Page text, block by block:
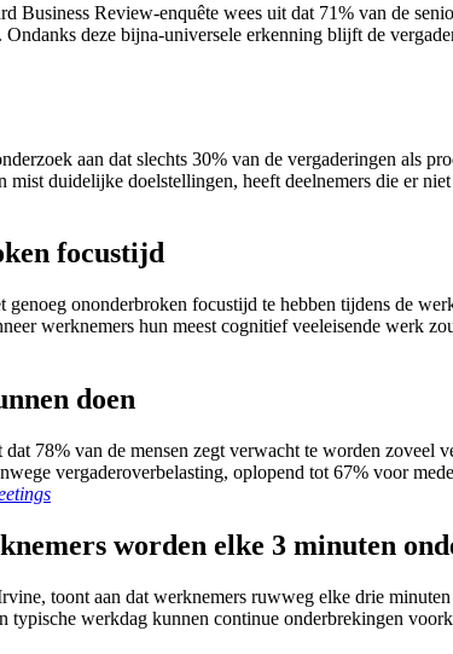
Business Review-enquête wees uit dat 71% van de
deze bijna-universele erkenning blijft de
aan dat slechts 30% van de vergaderingen als
duidelijke doelstellingen, heeft deelnemers die er
focustijd
ononderbroken focustijd te hebben tijdens de
werknemers hun meest cognitief veeleisende werk
doen
78% van de mensen zegt verwacht te worden zoveel
vergaderoverbelasting, oplopend tot 67% voor
worden elke 3 minuten
toont aan dat werknemers ruwweg elke drie
werkdag kunnen continue onderbrekingen